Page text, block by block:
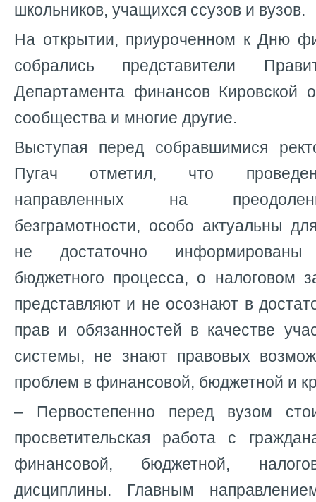
школьников, учащихся ссузов и вузов.
На открытии, приуроченном к Дню
собрались представители
Департамента финансов Кировской
сообщества и многие другие.
Выступая перед собравшимися
Пугач отметил, что
направленных на
безграмотности, особо актуальны
не достаточно
бюджетного процесса, о налоговом
представляют и не осознают в
прав и обязанностей в качестве
системы, не знают правовых
проблем в финансовой, бюджетной и
– Первостепенно перед вузом
просветительская работа с
финансовой, бюджетной,
дисциплины. Главным